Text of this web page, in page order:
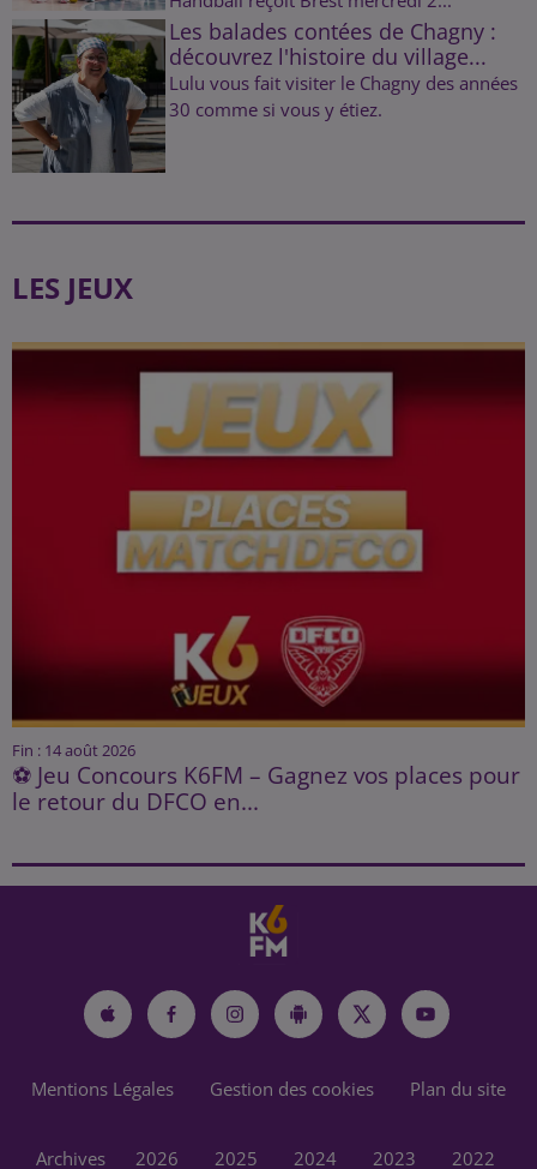
Les balades contées de Chagny :
découvrez l'histoire du village...
Lulu vous fait visiter le Chagny des années
30 comme si vous y étiez.
LES JEUX
Fin : 14 août 2026
⚽ Jeu Concours K6FM – Gagnez vos places pour
le retour du DFCO en...
Mentions Légales Gestion des cookies Plan du site
Archives 2026 2025 2024 2023 2022